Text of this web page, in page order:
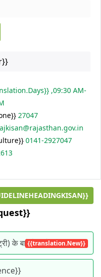
,09:30 AM-
27047
0141-2927047
के बारे में जानें
{{translation.New}}